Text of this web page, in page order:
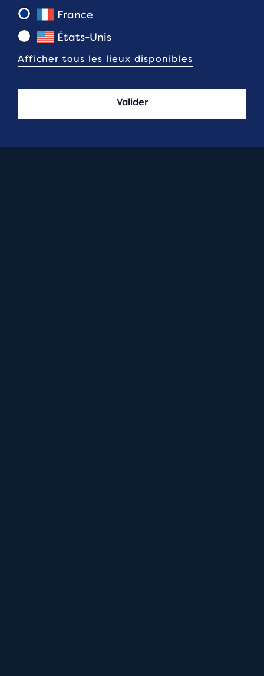
France
États-Unis
Afficher tous les lieux disponibles
Valider